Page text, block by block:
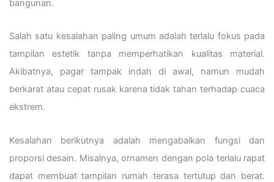
bangunan.
Salah satu kesalahan paling umum adalah terlalu fokus pada
tampilan estetik tanpa memperhatikan kualitas material.
Akibatnya, pagar tampak indah di awal, namun mudah
berkarat atau cepat rusak karena tidak tahan terhadap cuaca
ekstrem.
Kesalahan berikutnya adalah mengabaikan fungsi dan
proporsi desain. Misalnya, ornamen dengan pola terlalu rapat
dapat membuat tampilan rumah terasa tertutup dan berat.